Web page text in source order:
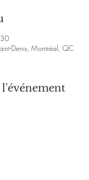
Denis, Montréal, QC